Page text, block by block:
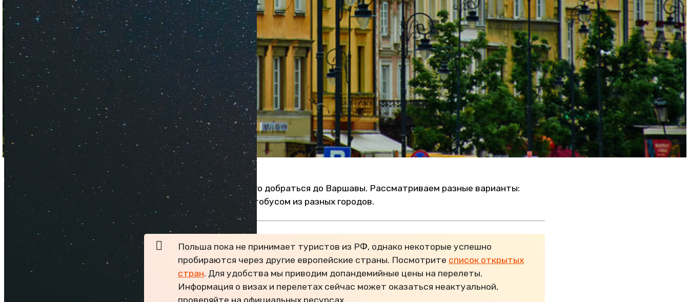
Советы, как дешевле всего добраться до Варшавы. Рассматриваем разные варианты:
самолетом, поездом и автобусом из разных городов.
Польша пока не принимает туристов из РФ, однако некоторые успешно
пробираются через другие европейские страны. Посмотрите список открытых
стран. Для удобства мы приводим допандемийные цены на перелеты.
Информация о визах и перелетах сейчас может оказаться неактуальной,